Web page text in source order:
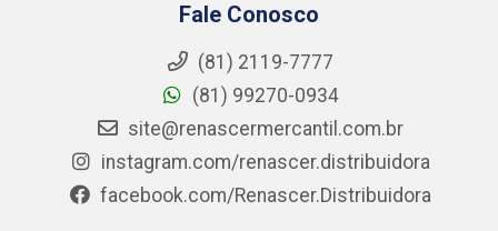
Fale Conosco
(81) 2119-7777
(81) 99270-0934
site@renascermercantil.com.br
instagram.com/renascer.distribuidora
facebook.com/Renascer.Distribuidora